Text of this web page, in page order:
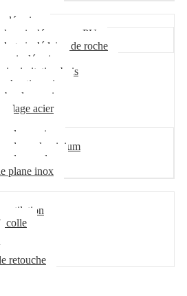
acier
isolé mousse PU
isolé laine de roche
isolé acier
imitation bois
acier
acier
acier
plane acier
plane aluminium
plane galva
plane inox
colle
retouche